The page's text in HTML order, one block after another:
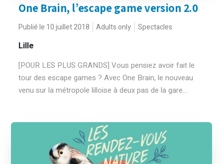
One Brain, l’escape game version 2.0
Publié le 10 juillet 2018 Adults only Spectacles
Lille
[POUR LES PLUS GRANDS] Vous pensiez avoir fait le
tour des escape games ? Avec One Brain, le nouveau
venu sur la métropole lilloise à deux pas de la gare...